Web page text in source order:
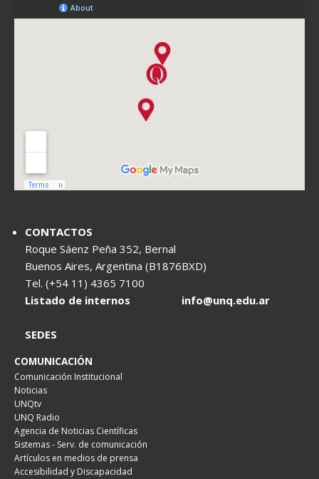
CONTACTOS
Roque Sáenz Peña 352, Bernal
Buenos Aires, Argentina (B1876BXD)
Tel. (+54 11) 4365 7100
Listado de internos
info@unq.edu.ar
SEDES
COMUNICACIÓN
Comunicación Institucional
Noticias
UNQtv
UNQ Radio
Agencia de Noticias Científicas
Sistemas - Serv. de comunicación
Artículos en medios de prensa
Accesibilidad y Discapacidad